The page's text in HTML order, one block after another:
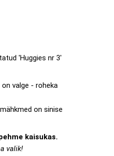
'Huggies nr 3'
valge - roheka
on sinise
kaisukas.
valik!